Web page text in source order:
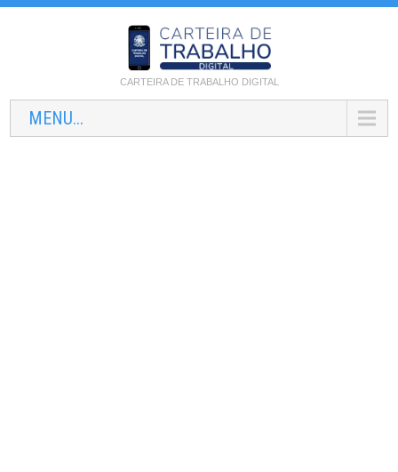
CARTEIRA DE TRABALHO DIGITAL
MENU...